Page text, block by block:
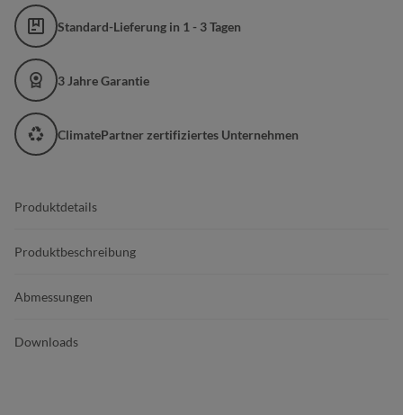
Standard-Lieferung in 1 - 3 Tagen
3 Jahre Garantie
ClimatePartner zertifiziertes Unternehmen
Produktdetails
Produktbeschreibung
Abmessungen
Downloads